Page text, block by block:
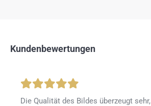
Kundenbewertungen
Die Qualität des Bildes überzeugt